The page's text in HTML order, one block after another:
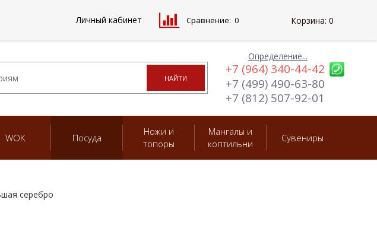
Определение...
+7 (964) 340-44-42
+7 (499) 490-63-80
+7 (812) 507-92-01
WOK Посуда
Ножи и
топоры
Мангалы и
коптильни
Сувениры
серебро
Личный кабинет Сравнение: 0 Корзина: 0